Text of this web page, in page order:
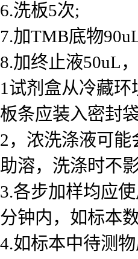
6.洗板5次;
7.加TMB底物
8.加终止液50uL
1试剂盒从冷藏
板条应装入密封
2，浓洗涤液可
助溶，洗涤时不
3.各步加样均应
分钟内，如标本
4.如标本中待测